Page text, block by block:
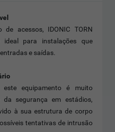
acessos, IDONIC TORN
para instalações que
e saídas.
equipamento é muito
segurança em estádios,
à sua estrutura de corpo
tentativas de intrusão